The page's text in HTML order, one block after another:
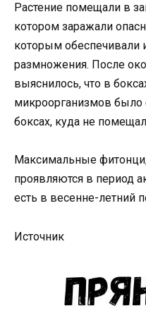
Растение помещали в
котором заражали
которым обеспечивали
размножения. После
выяснилось, что в
микроорганизмов
боксах, куда не
Максимальные
проявляются в период
есть в весенне-летний
Источник